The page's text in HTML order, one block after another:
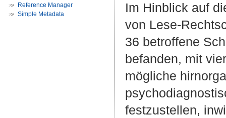
Reference Manager
Simple Metadata
Im Hinblick auf
von Lese-
36 betroffene
befanden, mit
mögliche
festzustellen,